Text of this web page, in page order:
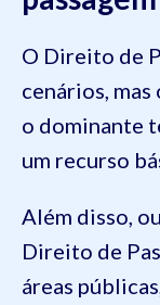
O Direito de
cenários,
o dominante
um recurso
Além disso,
Direito de
áreas